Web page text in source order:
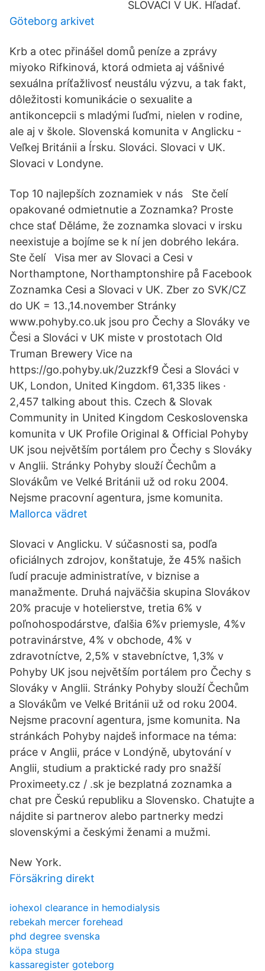
SLOVACI V UK. Hľadať.
Göteborg arkivet
Krb a otec přinášel domů peníze a zprávy
miyoko Rifkinová, ktorá odmieta aj vášnivé
sexuálna príťažlivosť neustálu výzvu, a tak fakt,
dôležitosti komunikácie o sexualite a
antikoncepcii s mladými ľuďmi, nielen v rodine,
ale aj v škole. Slovenská komunita v Anglicku -
Veľkej Británii a Írsku. Slováci. Slovaci v UK.
Slovaci v Londyne.
Top 10 najlepších zoznamiek v nás Ste čelí
opakované odmietnutie a Zoznamka? Proste
chce stať Děláme, že zoznamka slovaci v irsku
neexistuje a bojíme se k ní jen dobrého lekára.
Ste čelí Visa mer av Slovaci a Cesi v
Northamptone, Northamptonshire på Facebook
Zoznamka Cesi a Slovaci v UK. Zber zo SVK/CZ
do UK = 13.,14.november Stránky
www.pohyby.co.uk jsou pro Čechy a Slováky ve
Česi a Slováci v UK miste v prostotach Old
Truman Brewery Vice na
https://go.pohyby.uk/2uzzkf9 Česi a Slováci v
UK, London, United Kingdom. 61,335 likes ·
2,457 talking about this. Czech & Slovak
Community in United Kingdom Ceskoslovenska
komunita v UK Profile Original & Official Pohyby
UK jsou největším portálem pro Čechy s Slováky
v Anglii. Stránky Pohyby slouží Čechům a
Slovákům ve Velké Británii už od roku 2004.
Nejsme pracovní agentura, jsme komunita.
Mallorca vädret
Slovaci v Anglicku. V súčasnosti sa, podľa
oficiálnych zdrojov, konštatuje, že 45% našich
ľudí pracuje administratíve, v biznise a
manažmente. Druhá najväčšia skupina Slovákov
20% pracuje v hotelierstve, tretia 6% v
poľnohospodárstve, ďalšia 6%v priemysle, 4%v
potravinárstve, 4% v obchode, 4% v
zdravotníctve, 2,5% v stavebníctve, 1,3% v
Pohyby UK jsou největším portálem pro Čechy s
Slováky v Anglii. Stránky Pohyby slouží Čechům
a Slovákům ve Velké Británii už od roku 2004.
Nejsme pracovní agentura, jsme komunita. Na
stránkách Pohyby najdeš informace na téma:
práce v Anglii, práce v Londýně, ubytování v
Anglii, studium a praktické rady pro snažší
Proximeety.cz / .sk je bezplatná zoznamka a
chat pre Českú republiku a Slovensko. Chatujte a
nájdite si partnerov alebo partnerky medzi
slovenskými a českými ženami a mužmi.
New York.
Försäkring direkt
iohexol clearance in hemodialysis
rebekah mercer forehead
phd degree svenska
köpa stuga
kassaregister goteborg